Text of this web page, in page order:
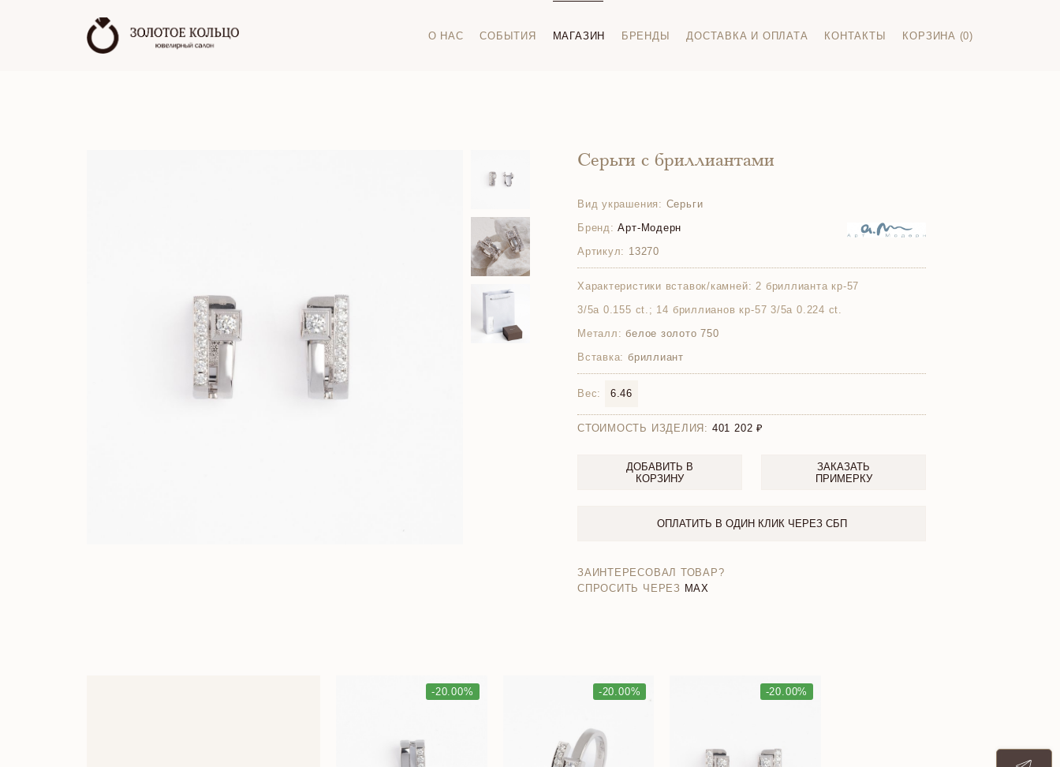
О НАС СОБЫТИЯ МАГАЗИН БРЕНДЫ ДОСТАВКА И ОПЛАТА КОНТАКТЫ КОРЗИНА (0)
Серьги с бриллиантами
Вид украшения: Серьги
Бренд: Арт-Модерн
Артикул: 13270
Характеристики вставок/камней: 2 бриллианта кр-57
3/5а 0.155 ct.; 14 бриллианов кр-57 3/5а 0.224 ct.
Металл: белое золото 750
Вставка: бриллиант
Вес: 6.46
СТОИМОСТЬ ИЗДЕЛИЯ: 401 202
ДОБАВИТЬ В
КОРЗИНУ
ЗАКАЗАТЬ
ПРИМЕРКУ
ОПЛАТИТЬ В ОДИН КЛИК ЧЕРЕЗ СБП
ЗАИНТЕРЕСОВАЛ ТОВАР?
СПРОСИТЬ ЧЕРЕЗ MAX
-20.00% -20.00% -20.00%